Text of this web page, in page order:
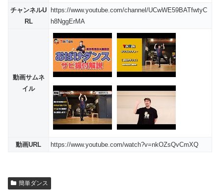
チャンネルU
RL
https://www.youtube.com/channel/UCwWE59BATfwtyC
h8NggErMA
動画サムネ
イル
動画URL https://www.youtube.com/watch?v=nkOZsQvCmXQ
簡単ダンス